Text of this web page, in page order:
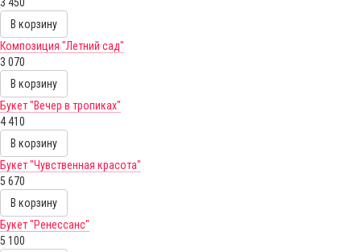
В корзину
Композиция "Летний сад"
3 070
В корзину
Букет "Вечер в тропиках"
4 410
В корзину
Букет "Чувственная красота"
5 670
В корзину
Букет "Ренессанс"
5 100